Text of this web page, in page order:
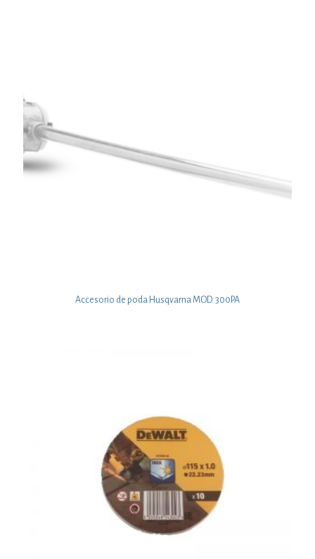
Accesorio de poda Husqvarna MOD. 300PA